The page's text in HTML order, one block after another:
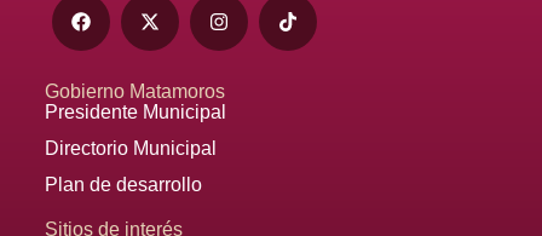
Gobierno Matamoros
Presidente Municipal
Directorio Municipal
Plan de desarrollo
Sitios de interés